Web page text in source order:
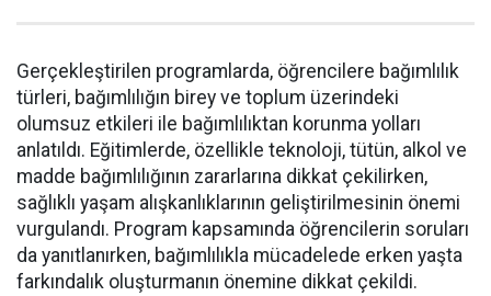
Gerçekleştirilen programlarda, öğrencilere bağımlılık
türleri, bağımlılığın birey ve toplum üzerindeki
olumsuz etkileri ile bağımlılıktan korunma yolları
anlatıldı. Eğitimlerde, özellikle teknoloji, tütün, alkol ve
madde bağımlılığının zararlarına dikkat çekilirken,
sağlıklı yaşam alışkanlıklarının geliştirilmesinin önemi
vurgulandı. Program kapsamında öğrencilerin soruları
da yanıtlanırken, bağımlılıkla mücadelede erken yaşta
farkındalık oluşturmanın önemine dikkat çekildi.